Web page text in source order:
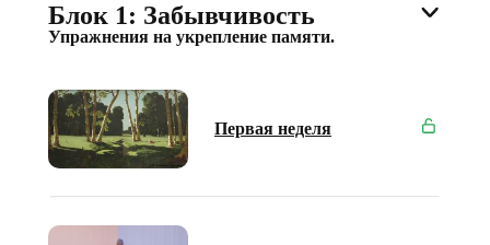
Блок 1: Забывчивость
Упражнения на укрепление памяти.
Первая неделя